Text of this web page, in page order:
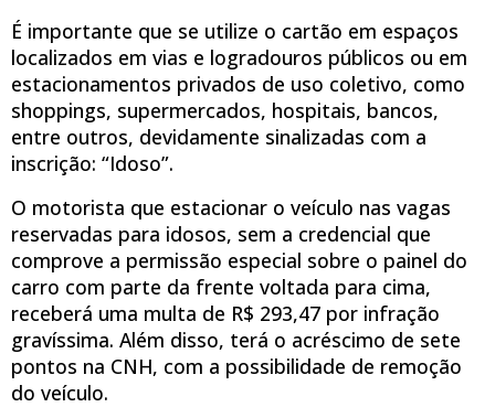
É importante que se utilize o cartão em espaços
localizados em vias e logradouros públicos ou em
estacionamentos privados de uso coletivo, como
shoppings, supermercados, hospitais, bancos,
entre outros, devidamente sinalizadas com a
inscrição: “Idoso”.
O motorista que estacionar o veículo nas vagas
reservadas para idosos, sem a credencial que
comprove a permissão especial sobre o painel do
carro com parte da frente voltada para cima,
receberá uma multa de R$ 293,47 por infração
gravíssima. Além disso, terá o acréscimo de sete
pontos na CNH, com a possibilidade de remoção
do veículo.